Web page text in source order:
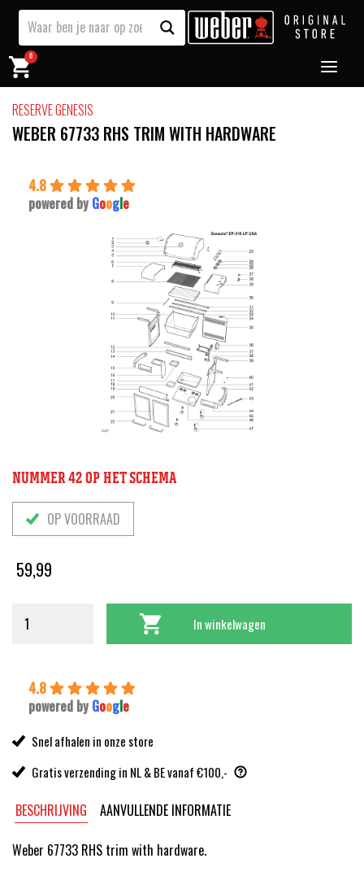
0
RESERVE GENESIS
WEBER 67733 RHS TRIM WITH HARDWARE
4.8
powered by Google
NUMMER 42 OP HET SCHEMA
OP VOORRAAD
59,99
In winkelwagen
4.8
powered by Google
Snel afhalen in onze store
Gratis verzending in NL & BE vanaf €100,-
BESCHRIJVING AANVULLENDE INFORMATIE
Weber 67733 RHS trim with hardware.